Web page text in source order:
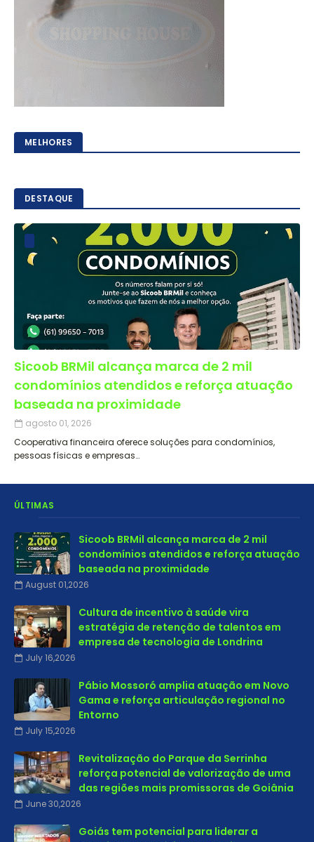
MELHORES
DESTAQUE
Sicoob BRMil alcança marca de 2 mil
condomínios atendidos e reforça atuação
baseada na proximidade
agosto 01, 2026
Cooperativa financeira oferece soluções para condomínios,
pessoas físicas e empresas…
ÚLTIMAS
Sicoob BRMil alcança marca de 2 mil
condomínios atendidos e reforça atuação
baseada na proximidade
August 01,2026
Cultura de incentivo à saúde vira
estratégia de retenção de talentos em
empresa de tecnologia de Londrina
July 16,2026
Pábio Mossoró amplia atuação em Novo
Gama e reforça articulação regional no
Entorno
July 15,2026
Revitalização do Parque da Serrinha
reforça potencial de valorização de uma
das regiões mais promissoras de Goiânia
June 30,2026
Goiás tem potencial para liderar a